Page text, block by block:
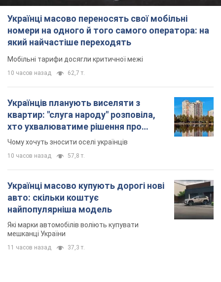
Українці масово переносять свої мобільні
номери на одного й того самого оператора: на
який найчастіше переходять
Мобільні тарифи досягли критичної межі
10 часов назад 62,7 т.
Українців планують виселяти з
квартир: "слуга народу" розповіла,
хто ухвалюватиме рішення про
знесення будинків
Чому хочуть зносити оселі українців
10 часов назад 57,8 т.
Українці масово купують дорогі нові
авто: скільки коштує
найпопулярніша модель
Які марки автомобілів воліють купувати
мешканці України
11 часов назад 37,3 т.